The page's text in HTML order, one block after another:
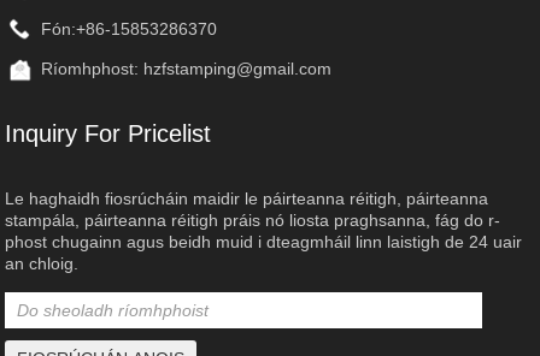
Fón:+86-15853286370
Ríomhphost: hzfstamping@gmail.com
Inquiry For Pricelist
Le haghaidh fiosrúcháin maidir le páirteanna réitigh, páirteanna
stampála, páirteanna réitigh práis nó liosta praghsanna, fág do r-
phost chugainn agus beidh muid i dteagmháil linn laistigh de 24 uair
an chloig.